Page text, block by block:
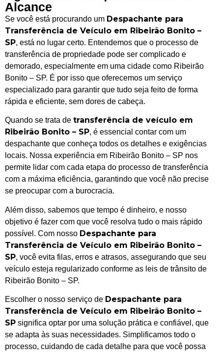
Alcance
Se você está procurando um Despachante para
Transferência de Veículo em Ribeirão Bonito –
SP, está no lugar certo. Entendemos que o processo de
transferência de propriedade pode ser complicado e
demorado, especialmente em uma cidade como Ribeirão
Bonito – SP. É por isso que oferecemos um serviço
especializado para garantir que tudo seja feito de forma
rápida e eficiente, sem dores de cabeça.
Quando se trata de transferência de veículo em
Ribeirão Bonito – SP, é essencial contar com um
despachante que conheça todos os detalhes e exigências
locais. Nossa experiência em Ribeirão Bonito – SP nos
permite lidar com cada etapa do processo de transferência
com a máxima eficiência, garantindo que você não precise
se preocupar com a burocracia.
Além disso, sabemos que tempo é dinheiro, e nosso
objetivo é fazer com que você resolva tudo o mais rápido
possível. Com nosso Despachante para
Transferência de Veículo em Ribeirão Bonito –
SP, você evita filas, erros e atrasos, assegurando que seu
veículo esteja regularizado conforme as leis de trânsito de
Ribeirão Bonito – SP.
Escolher o nosso serviço de Despachante para
Transferência de Veículo em Ribeirão Bonito –
SP significa optar por uma solução prática e confiável, que
se adapta às suas necessidades. Simplificamos todo o
processo, cuidando de cada detalhe para que você possa